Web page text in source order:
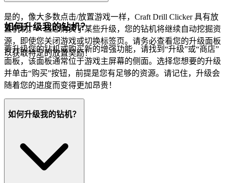
是的，像大多数点击/放置游戏一样，Craft Drill Clicker 具有放
置机制。一旦您购买了某些升级，您的钻机将继续自动挖掘资
源，即使您关闭游戏或切换标签页。请务必查看您的升级面板
以获取特定的放置奖励！
如何升级我的钻机？
要升级您的钻机或购买新的增强功能，请找到“升级”或“商店”
面板，该面板通常位于游戏主屏幕的侧面。选择您想要的升级
并单击“购买”按钮，前提是您有足够的资源。请记住，升级会
随着您的进度而变得更加昂贵！
如何升级我的钻机？